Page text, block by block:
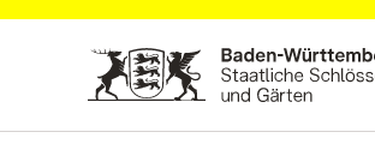
Zum Hauptinhalt springen